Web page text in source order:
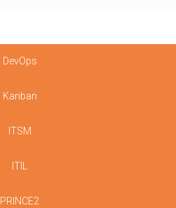
DevOps
Kanban
ITSM
ITIL
PRINCE2